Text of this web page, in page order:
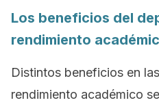
Los beneficios del
rendimiento
Distintos beneficios en
rendimiento académico